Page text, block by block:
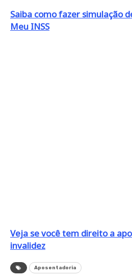
Saiba como fazer simulação
Meu INSS
Veja se você tem direito a
invalidez
Aposentadoria